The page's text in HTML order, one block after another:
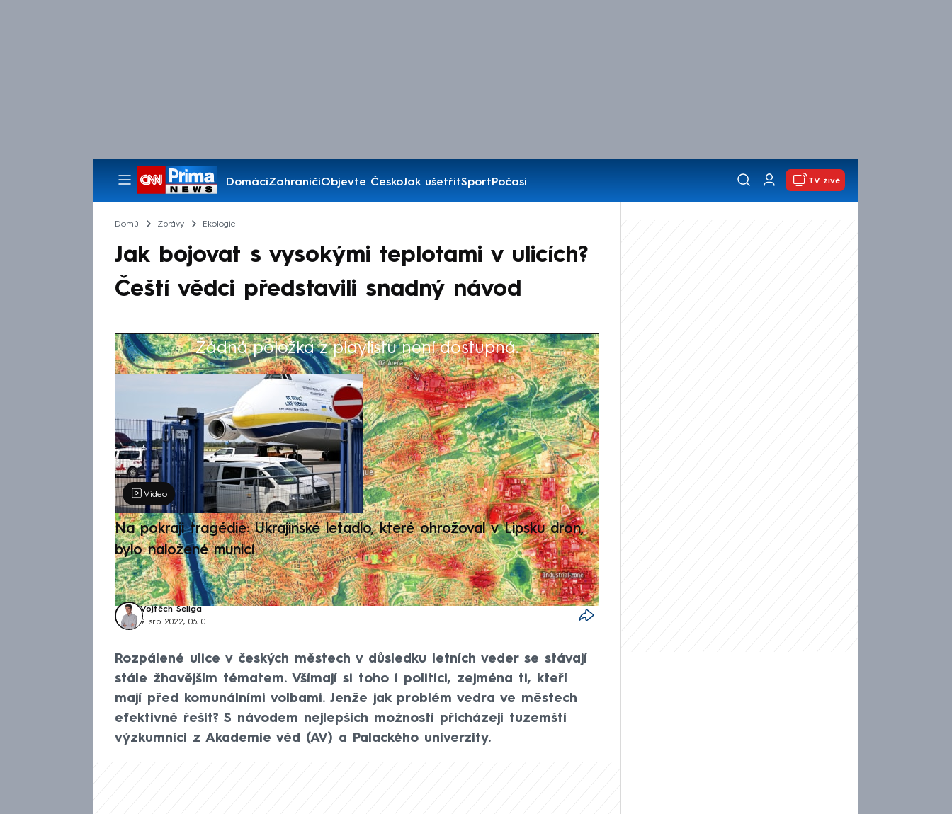
DomácíZahraničíObjevte ČeskoJak ušetřitSportPočasí
Pořady
TV živě
Domů Zprávy Ekologie
Jak bojovat s vysokými teplotami v ulicích?
Čeští vědci představili snadný návod
Žádná položka z playlistu není dostupná.
Výběr redakce
Video
Na pokraji tragédie: Ukrajinské letadlo, které ohrožoval v Lipsku dron,
bylo naložené municí
Vojtěch Šeliga
9. srp 2022, 06:10
Rozpálené ulice v českých městech v důsledku letních veder se stávají
stále žhavějším tématem. Všímají si toho i politici, zejména ti, kteří
mají před komunálními volbami. Jenže jak problém vedra ve městech
efektivně řešit? S návodem nejlepších možností přicházejí tuzemští
výzkumníci z Akademie věd (AV) a Palackého univerzity.